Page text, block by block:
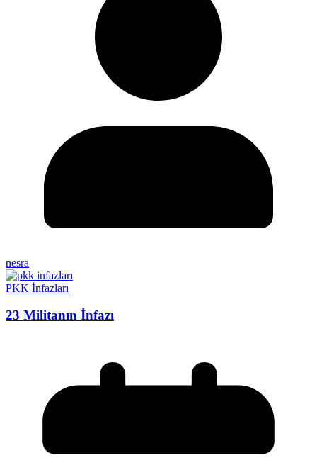
nesra
PKK İnfazları
23 Militanın İnfazı